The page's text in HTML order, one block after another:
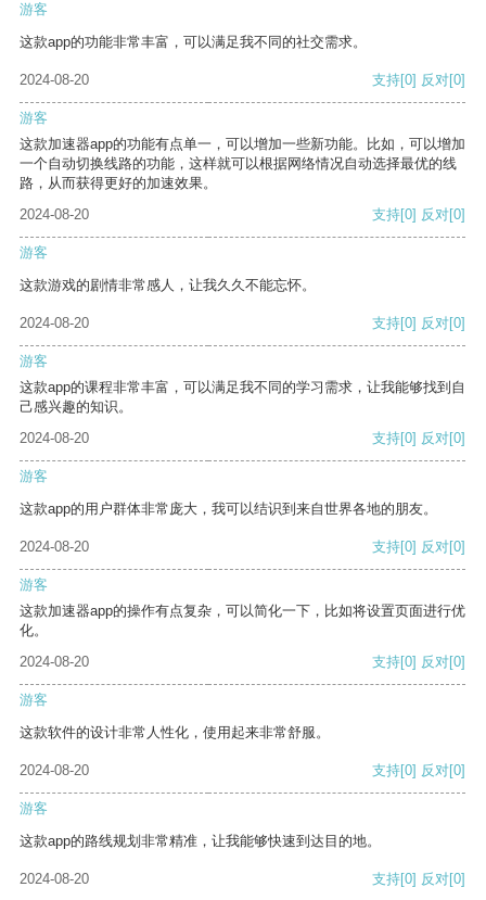
游客
这款app的功能非常丰富，可以满足我不同的社交需求。
2024-08-20 支持[0] 反对[0]
游客
这款加速器app的功能有点单一，可以增加一些新功能。比如，可以增加
一个自动切换线路的功能，这样就可以根据网络情况自动选择最优的线
路，从而获得更好的加速效果。
2024-08-20
支持[0] 反对[0]
游客
这款游戏的剧情非常感人，让我久久不能忘怀。
2024-08-20 支持[0] 反对[0]
游客
这款app的课程非常丰富，可以满足我不同的学习需求，让我能够找到自
己感兴趣的知识。
2024-08-20
支持[0] 反对[0]
游客
这款app的用户群体非常庞大，我可以结识到来自世界各地的朋友。
2024-08-20 支持[0] 反对[0]
游客
这款加速器app的操作有点复杂，可以简化一下，比如将设置页面进行优
化。
2024-08-20
支持[0] 反对[0]
游客
这款软件的设计非常人性化，使用起来非常舒服。
2024-08-20 支持[0] 反对[0]
游客
这款app的路线规划非常精准，让我能够快速到达目的地。
2024-08-20 支持[0] 反对[0]